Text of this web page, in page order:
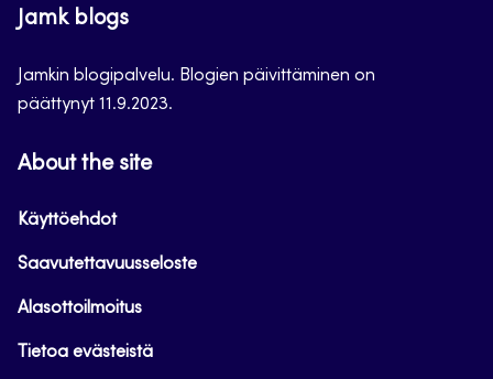
Jamk blogs
Jamkin blogipalvelu. Blogien päivittäminen on
päättynyt 11.9.2023.
About the site
Käyttöehdot
Saavutettavuusseloste
Alasottoilmoitus
Tietoa evästeistä